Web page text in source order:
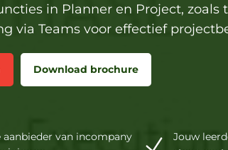
in Planner en Project,
via Teams voor effectief
Download brochure
aanbieder van incompany
Jouw